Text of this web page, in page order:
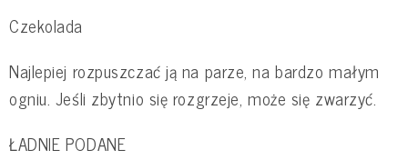
Czekolada
Najlepiej rozpuszczać ją na parze, na bardzo małym
ogniu. Jeśli zbytnio się rozgrzeje, może się zwarzyć.
ŁADNIE PODANE